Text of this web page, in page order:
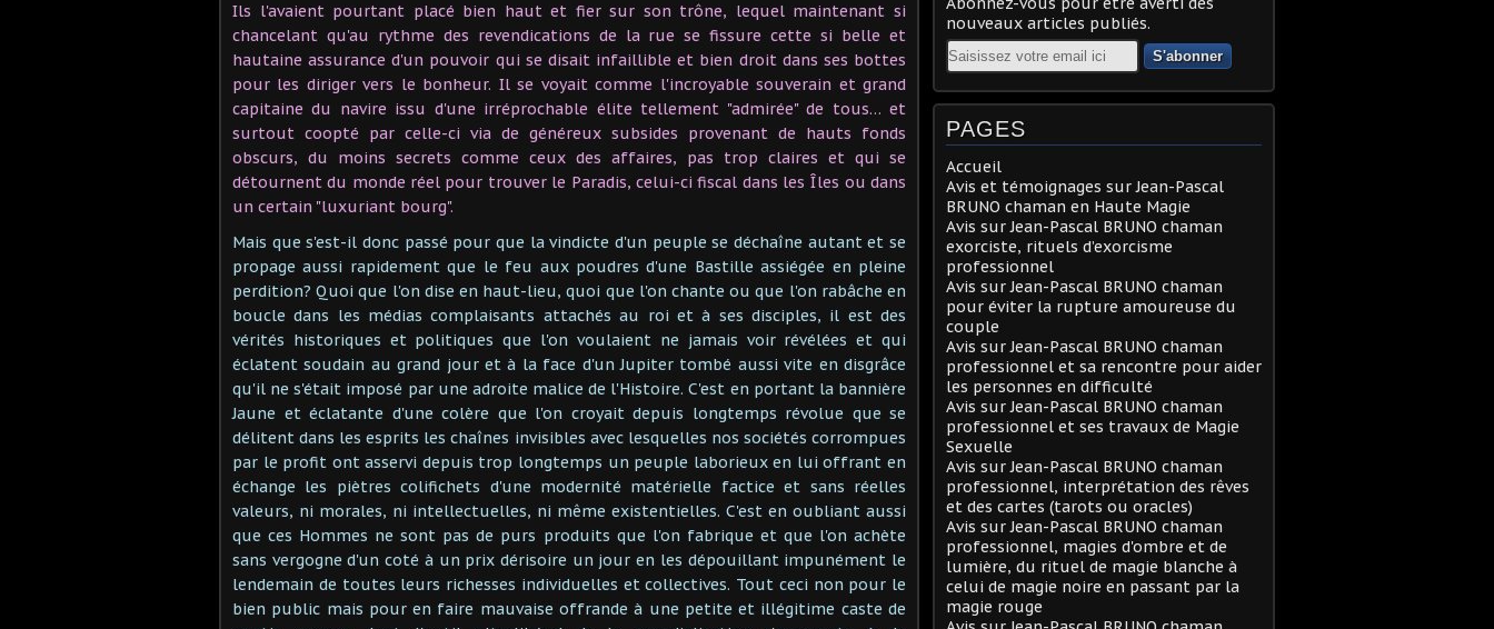
Ils l'avaient pourtant placé bien haut et fier sur son trône, lequel maintenant si
chancelant qu'au rythme des revendications de la rue se fissure cette si belle et
hautaine assurance d'un pouvoir qui se disait infaillible et bien droit dans ses bottes
pour les diriger vers le bonheur. Il se voyait comme l'incroyable souverain et grand
capitaine du navire issu d'une irréprochable élite tellement "admirée" de tous… et
surtout coopté par celle-ci via de généreux subsides provenant de hauts fonds
obscurs, du moins secrets comme ceux des affaires, pas trop claires et qui se
détournent du monde réel pour trouver le Paradis, celui-ci fiscal dans les Îles ou dans
un certain "luxuriant bourg".
Mais que s'est-il donc passé pour que la vindicte d'un peuple se déchaîne autant et se
propage aussi rapidement que le feu aux poudres d'une Bastille assiégée en pleine
perdition? Quoi que l'on dise en haut-lieu, quoi que l'on chante ou que l'on rabâche en
boucle dans les médias complaisants attachés au roi et à ses disciples, il est des
vérités historiques et politiques que l'on voulaient ne jamais voir révélées et qui
éclatent soudain au grand jour et à la face d'un Jupiter tombé aussi vite en disgrâce
qu'il ne s'était imposé par une adroite malice de l'Histoire. C'est en portant la bannière
Jaune et éclatante d'une colère que l'on croyait depuis longtemps révolue que se
délitent dans les esprits les chaînes invisibles avec lesquelles nos sociétés corrompues
par le profit ont asservi depuis trop longtemps un peuple laborieux en lui offrant en
échange les piètres colifichets d'une modernité matérielle factice et sans réelles
valeurs, ni morales, ni intellectuelles, ni même existentielles. C'est en oubliant aussi
que ces Hommes ne sont pas de purs produits que l'on fabrique et que l'on achète
sans vergogne d'un coté à un prix dérisoire un jour en les dépouillant impunément le
lendemain de toutes leurs richesses individuelles et collectives. Tout ceci non pour le
bien public mais pour en faire mauvaise offrande à une petite et illégitime caste de
nouveaux articles publiés.
Email
PAGES
Accueil
Avis et témoignages sur Jean-Pascal
BRUNO chaman en Haute Magie
Avis sur Jean-Pascal BRUNO chaman
exorciste, rituels d’exorcisme
professionnel
Avis sur Jean-Pascal BRUNO chaman
pour éviter la rupture amoureuse du
couple
Avis sur Jean-Pascal BRUNO chaman
professionnel et sa rencontre pour aider
les personnes en difficulté
Avis sur Jean-Pascal BRUNO chaman
professionnel et ses travaux de Magie
Sexuelle
Avis sur Jean-Pascal BRUNO chaman
professionnel, interprétation des rêves
et des cartes (tarots ou oracles)
Avis sur Jean-Pascal BRUNO chaman
professionnel, magies d'ombre et de
lumière, du rituel de magie blanche à
celui de magie noire en passant par la
magie rouge